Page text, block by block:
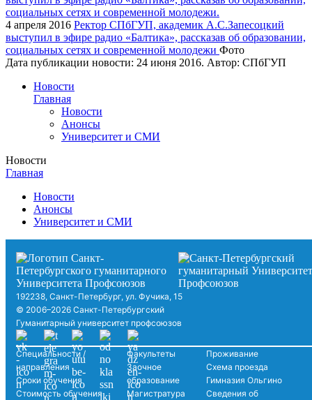
4 апреля 2016 Ректор СПбГУП, академик А.С.Запесоцкий
выступил в эфире радио «Балтика», рассказав об образовании,
социальных сетях и современной молодежи Фото
Дата публикации новости: 24 июня 2016. Автор: СПбГУП
Новости
Главная
Новости
Анонсы
Университет и СМИ
Новости
Главная
Новости
Анонсы
Университет и СМИ
192238, Санкт-Петербург, ул. Фучика, 15
© 2006–2026 Санкт-Петербургский
Гуманитарный университет профсоюзов
Специальности /
направления
Сроки обучения
Стоимость обучения
Факультеты
Заочное
образование
Магистратура
Проживание
Схема проезда
Гимназия Ольгино
Сведения об